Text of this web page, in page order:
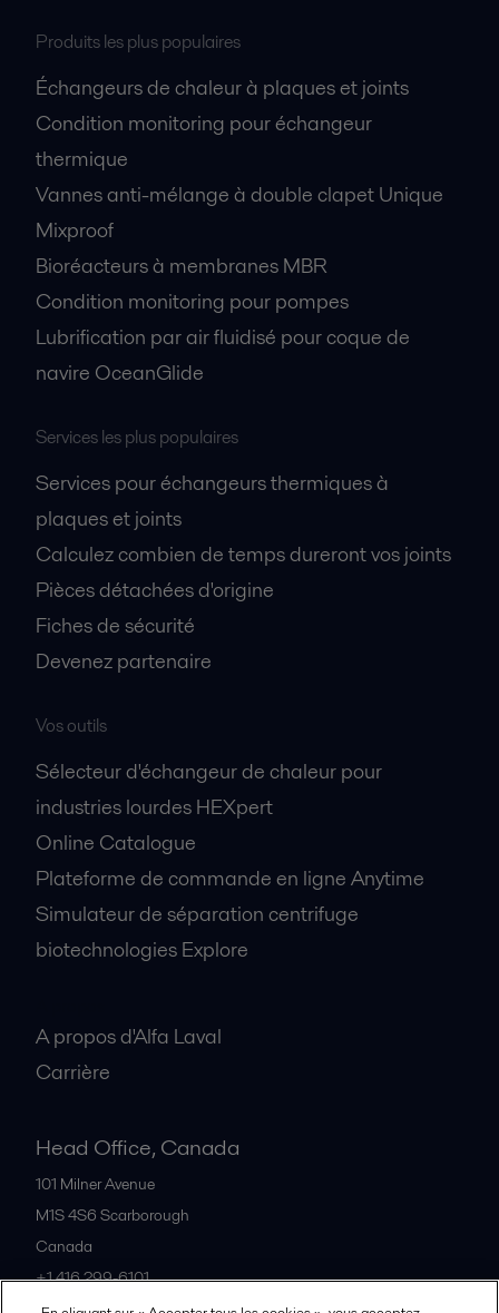
Produits les plus populaires
Échangeurs de chaleur à plaques et joints
Condition monitoring pour échangeur
thermique
Vannes anti-mélange à double clapet Unique
Mixproof
Bioréacteurs à membranes MBR
Condition monitoring pour pompes
Lubrification par air fluidisé pour coque de
navire OceanGlide
Services les plus populaires
Services pour échangeurs thermiques à
plaques et joints
Calculez combien de temps dureront vos joints
Pièces détachées d'origine
Fiches de sécurité
Devenez partenaire
Vos outils
Sélecteur d'échangeur de chaleur pour
industries lourdes HEXpert
Online Catalogue
Plateforme de commande en ligne Anytime
Simulateur de séparation centrifuge
biotechnologies Explore
A propos d'Alfa Laval
Carrière
Head Office, Canada
101 Milner Avenue
M1S 4S6 Scarborough
Canada
+1 416 299-6101